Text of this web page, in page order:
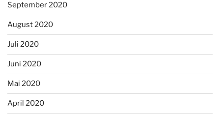
September 2020
August 2020
Juli 2020
Juni 2020
Mai 2020
April 2020